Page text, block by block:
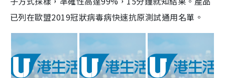
已列在歐盟2019冠狀病毒病快速抗原測試通用名單。